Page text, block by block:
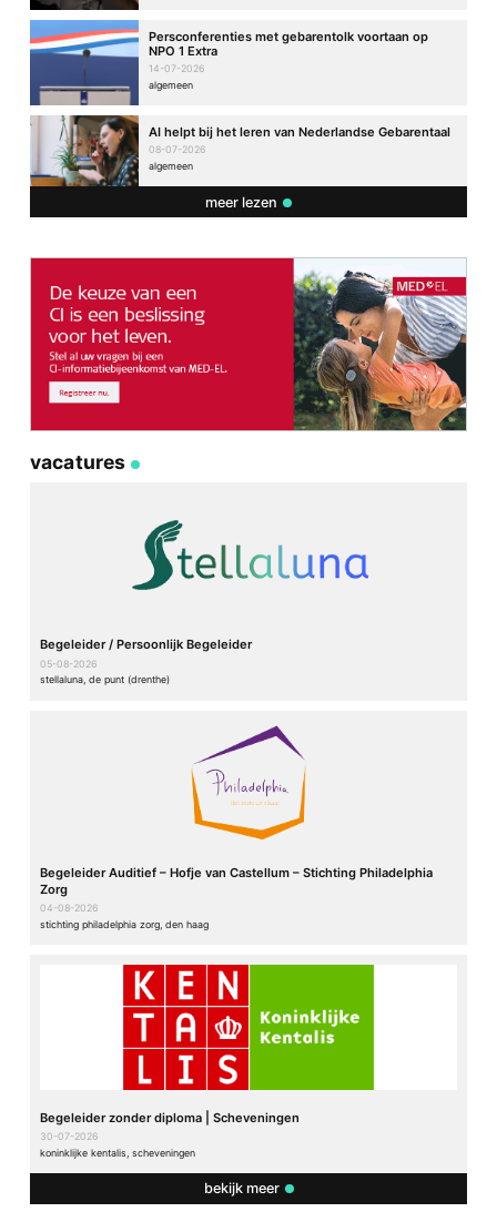
Persconferenties met gebarentolk voortaan op
NPO 1 Extra
14-07-2026
algemeen
AI helpt bij het leren van Nederlandse Gebarentaal
08-07-2026
algemeen
meer lezen
vacatures
Begeleider / Persoonlijk Begeleider
05-08-2026
stellaluna, de punt (drenthe)
Begeleider Auditief – Hofje van Castellum – Stichting Philadelphia
Zorg
04-08-2026
stichting philadelphia zorg, den haag
Begeleider zonder diploma | Scheveningen
30-07-2026
koninklijke kentalis, scheveningen
bekijk meer